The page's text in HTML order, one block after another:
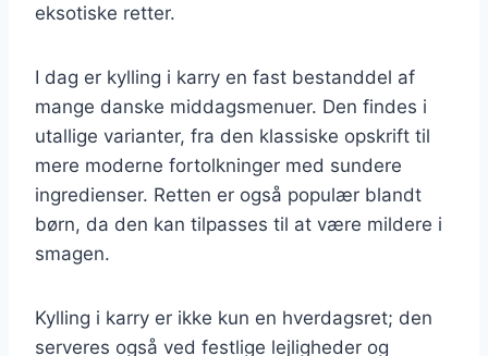
eksotiske retter.
I dag er kylling i karry en fast bestanddel af
mange danske middagsmenuer. Den findes i
utallige varianter, fra den klassiske opskrift til
mere moderne fortolkninger med sundere
ingredienser. Retten er også populær blandt
børn, da den kan tilpasses til at være mildere i
smagen.
Kylling i karry er ikke kun en hverdagsret; den
serveres også ved festlige lejligheder og